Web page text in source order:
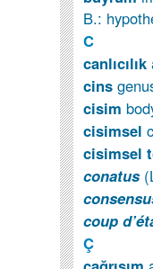
B.:
C
canlıcılık
cins
cisim
cisimsel
cisimsel
conatus
coup
Ç